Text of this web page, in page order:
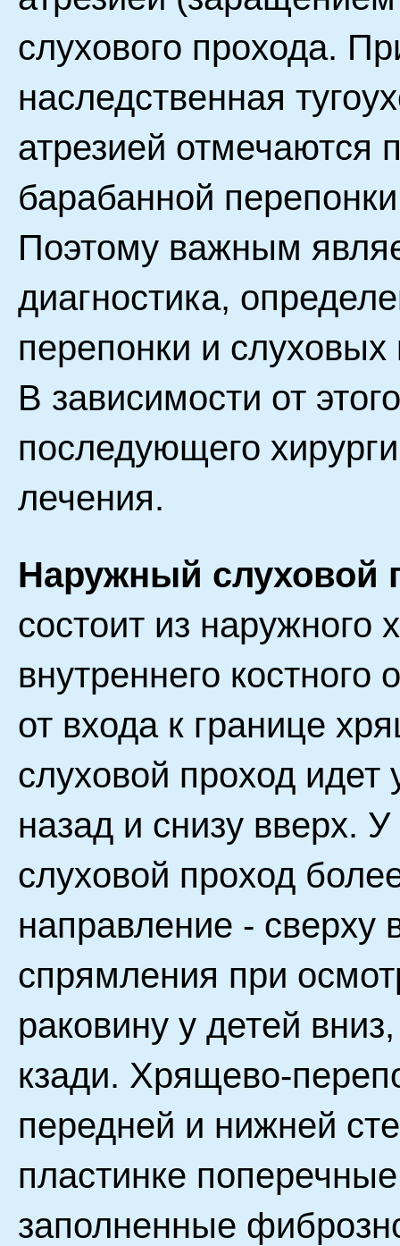
слухового прохода.
наследственная
атрезией отмечаются
барабанной
Поэтому важным
диагностика,
перепонки и слуховых
В зависимости от
последующего
лечения.
Наружный слуховой
состоит из наружного
внутреннего
от входа к границе
слуховой проход идет
назад и снизу вверх.
слуховой проход
направление - сверху
спрямления при
раковину у детей
кзади. Хрящево-
передней и нижней
пластинке
заполненные